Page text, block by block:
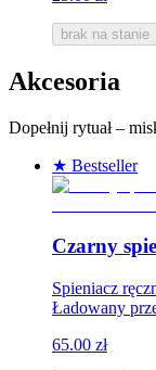
brak na stanie
Akcesoria
Dopełnij rytuał –
★ Bestseller
Czarny
Spieniacz
Ładowany
65.00 zł